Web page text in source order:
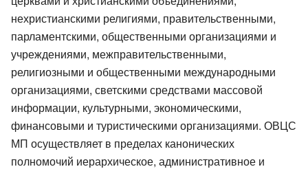
нехристианскими религиями, правительственными,
парламентскими, общественными организациями и
учреждениями, межправительственными,
религиозными и общественными международными
организациями, светскими средствами массовой
информации, культурными, экономическими,
финансовыми и туристическими организациями. ОВЦС
МП осуществляет в пределах канонических
полномочий иерархическое, административное и